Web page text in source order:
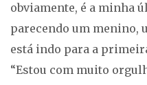
obviamente, é a minha
parecendo um menino,
está indo para a
“Estou com muito